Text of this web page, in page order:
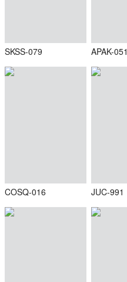
SKSS-079 APAK-051
COSQ-016 JUC-991